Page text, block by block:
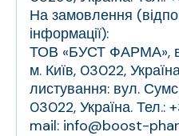
На замовлення
інформації):
ТОВ «БУСТ ФАРМА»,
м. Київ, 03022,
листування: вул.
03022, Україна.
mail: info@boost-